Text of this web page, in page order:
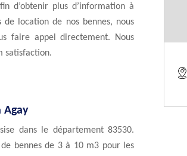
d’obtenir plus d’information à
location de nos bennes, nous
faire appel directement. Nous
satisfaction.
dans le département 83530.
bennes de 3 à 10 m3 pour les